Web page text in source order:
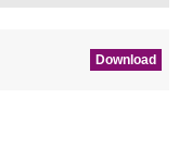
Download